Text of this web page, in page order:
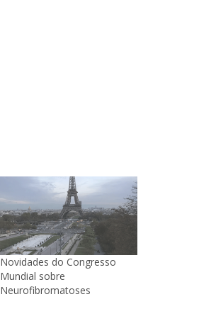
Novidades do Congresso
Mundial sobre
Neurofibromatoses